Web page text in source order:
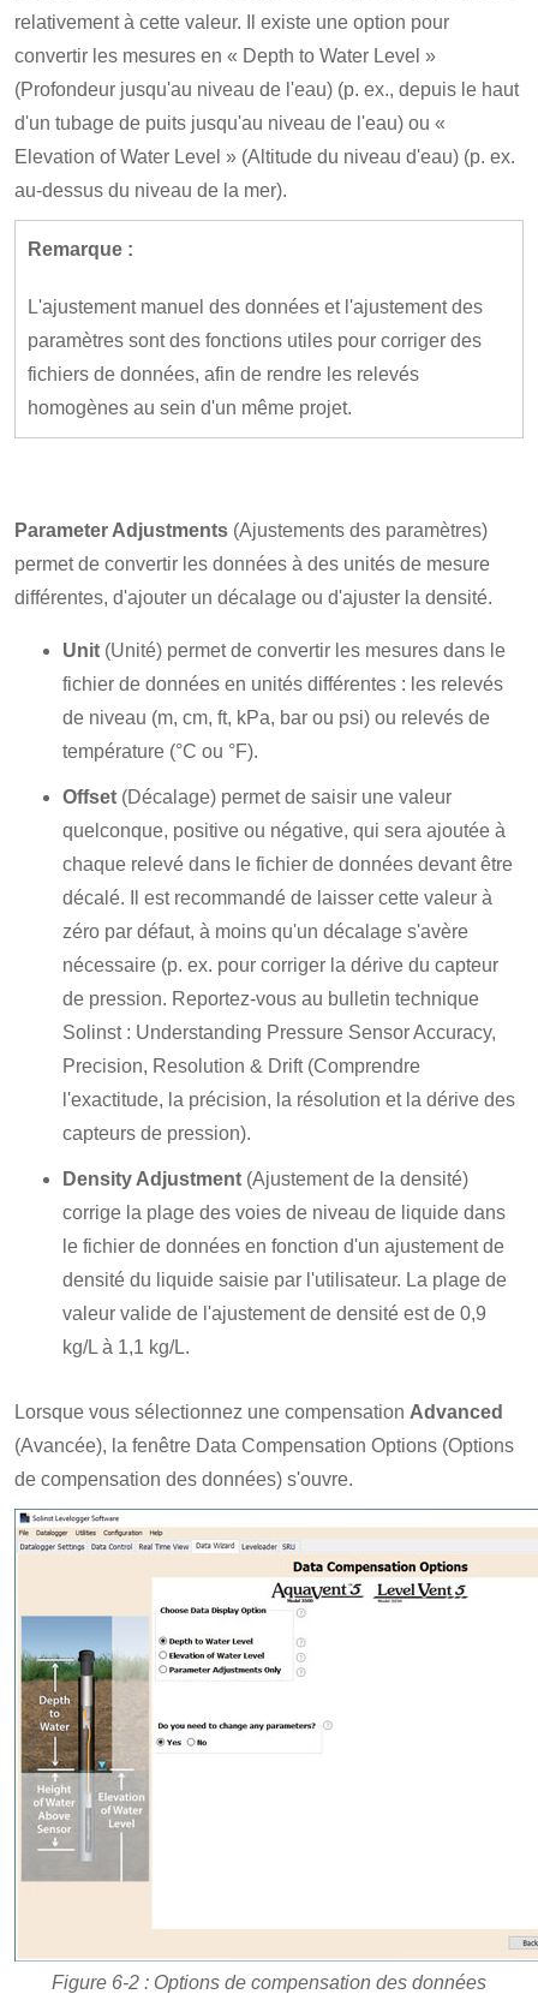
relativement à cette valeur. Il existe une option pour
convertir les mesures en « Depth to Water Level »
(Profondeur jusqu'au niveau de l'eau) (p. ex., depuis le haut
d'un tubage de puits jusqu'au niveau de l'eau) ou «
Elevation of Water Level » (Altitude du niveau d'eau) (p. ex.
au-dessus du niveau de la mer).
Remarque :
L'ajustement manuel des données et l'ajustement des
paramètres sont des fonctions utiles pour corriger des
fichiers de données, afin de rendre les relevés
homogènes au sein d'un même projet.
Parameter Adjustments (Ajustements des paramètres)
permet de convertir les données à des unités de mesure
différentes, d'ajouter un décalage ou d'ajuster la densité.
Unit (Unité) permet de convertir les mesures dans le
fichier de données en unités différentes : les relevés
de niveau (m, cm, ft, kPa, bar ou psi) ou relevés de
température (°C ou °F).
Offset (Décalage) permet de saisir une valeur
quelconque, positive ou négative, qui sera ajoutée à
chaque relevé dans le fichier de données devant être
décalé. Il est recommandé de laisser cette valeur à
zéro par défaut, à moins qu'un décalage s'avère
nécessaire (p. ex. pour corriger la dérive du capteur
de pression. Reportez-vous au bulletin technique
Solinst : Understanding Pressure Sensor Accuracy,
Precision, Resolution & Drift (Comprendre
l'exactitude, la précision, la résolution et la dérive des
capteurs de pression).
Density Adjustment (Ajustement de la densité)
corrige la plage des voies de niveau de liquide dans
le fichier de données en fonction d'un ajustement de
densité du liquide saisie par l'utilisateur. La plage de
valeur valide de l'ajustement de densité est de 0,9
kg/L à 1,1 kg/L.
Lorsque vous sélectionnez une compensation Advanced
(Avancée), la fenêtre Data Compensation Options (Options
de compensation des données) s'ouvre.
Figure 6-2 : Options de compensation des données